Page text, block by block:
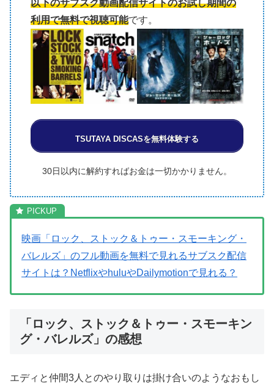
以下のサブスク動画配信サイトのお試し期間の
利用で無料で視聴可能です。
TSUTAYA DISCASを無料体験する
30日以内に解約すればお金は一切かかりません。
映画「ロック、ストック＆トゥー・スモーキング・
バレルズ」のフル動画を無料で見れるサブスク配信
サイトは？NetflixやhuluやDailymotionで見れる？
「ロック、ストック＆トゥー・スモーキン
グ・バレルズ」の感想
エディと仲間3人とのやり取りは掛け合いのようなおもし